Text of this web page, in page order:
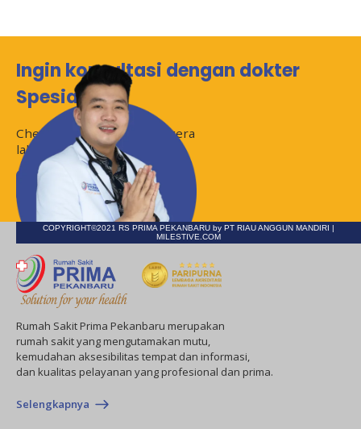
Ingin konsultasi dengan dokter
Spesialis?
Check jadwal disini dan segera
lakukanAppointment
Jadwal Dokter
COPYRIGHT©2021 RS PRIMA PEKANBARU by PT RIAU ANGGUN MANDIRI |
MILESTIVE.COM
Rumah Sakit Prima Pekanbaru merupakan
rumah sakit yang mengutamakan mutu,
kemudahan aksesibilitas tempat dan informasi,
dan kualitas pelayanan yang profesional dan prima.
Selengkapnya